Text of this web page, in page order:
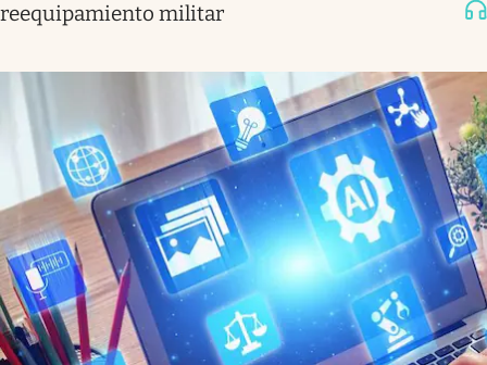
reequipamiento militar